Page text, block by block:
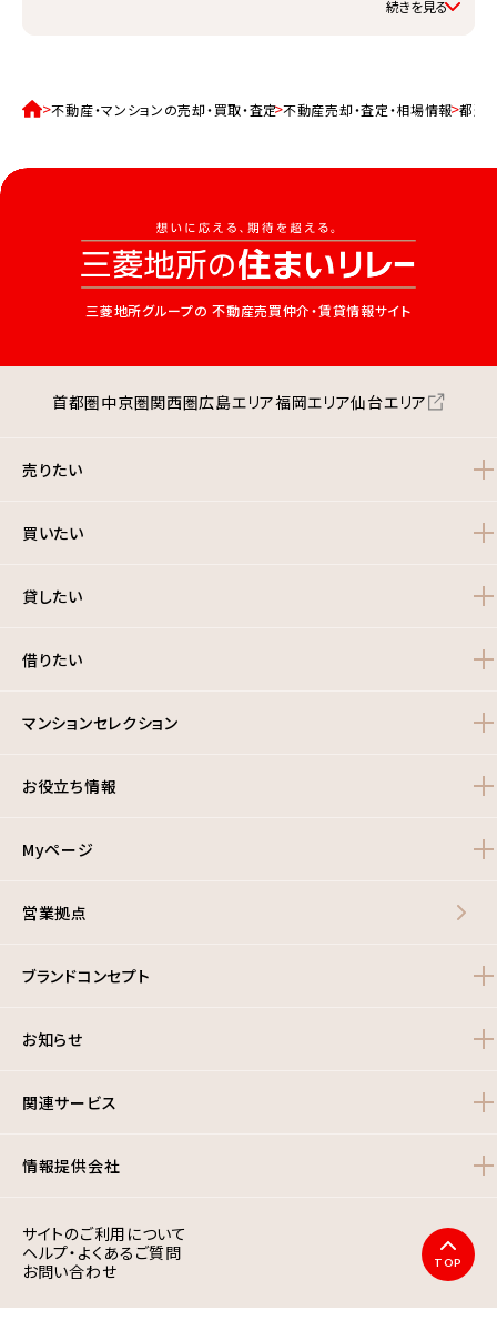
家庭ごみ（可燃ごみ）
小売店数（2021年度）2,597事業所／大型小売店数（2006
年度）87事業所／百貨店、総合スーパー数（2006年度）9
事業所
公園数・面積など
都市公園等面積 219.02ha
※都市公園等=都市公園+市民緑地
不動産・マンションの売却・買取・査定 不動産売却・査定・相場情報 都道
三菱地所グループの 不動産売買仲介・賃貸情報サイト
首都圏中京圏関西圏広島エリア福岡エリア仙台エリア
売りたい
買いたい
貸したい
借りたい
マンションセレクション
お役立ち情報
Myページ
営業拠点
ブランドコンセプト
お知らせ
関連サービス
情報提供会社
サイトのご利用について
ヘルプ・よくあるご質問
お問い合わせ
TOP